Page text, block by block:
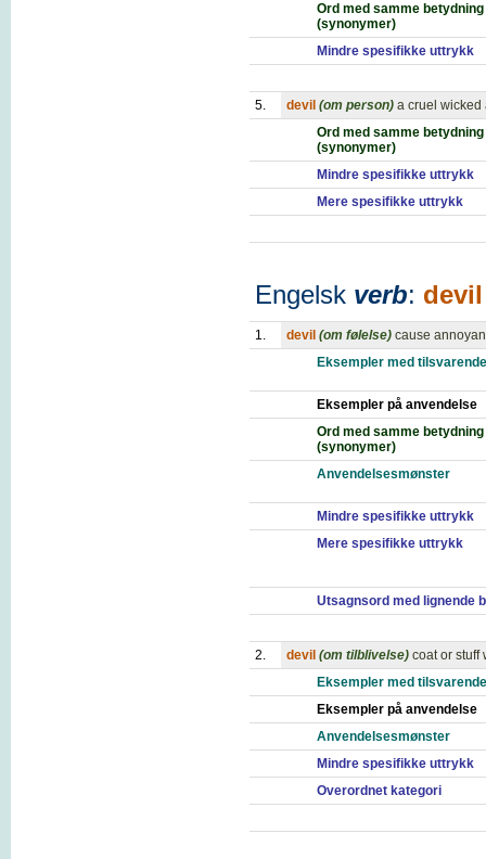
Ord med samme betydning
(synonymer)
Mindre spesifikke uttrykk
5. devil (om person) a cruel wicked
Ord med samme betydning
(synonymer)
Mindre spesifikke uttrykk
Mere spesifikke uttrykk
Engelsk verb: devil
1. devil (om følelse) cause
Eksempler med
Eksempler på anvendelse
Ord med samme betydning
(synonymer)
Anvendelsesmønster
Mindre spesifikke uttrykk
Mere spesifikke uttrykk
Utsagnsord med lignende
2. devil (om tilblivelse) coat or stuff
Eksempler med
Eksempler på anvendelse
Anvendelsesmønster
Mindre spesifikke uttrykk
Overordnet kategori